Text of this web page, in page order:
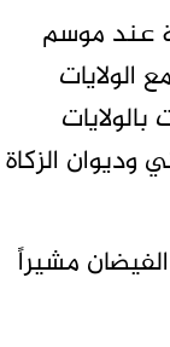
عند موسم
الولايات
وديوان الزكاة
مشيراً